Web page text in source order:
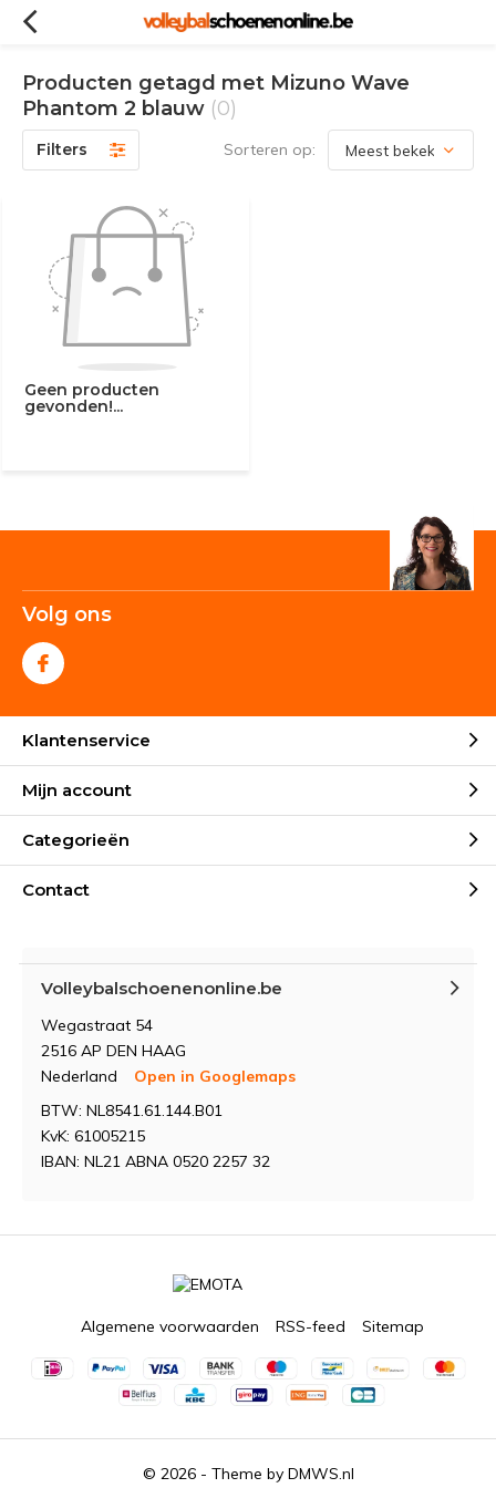
Producten getagd met Mizuno Wave
Phantom 2 blauw (0)
Filters Sorteren op:
Geen producten
gevonden!...
Volg ons
Klantenservice
Mijn account
Categorieën
Contact
Volleybalschoenenonline.be
Wegastraat 54
2516 AP DEN HAAG
Nederland
Open in Googlemaps
BTW: NL8541.61.144.B01
KvK: 61005215
IBAN: NL21 ABNA 0520 2257 32
© 2026 - Theme by DMWS.nl
Algemene voorwaarden RSS-feed Sitemap